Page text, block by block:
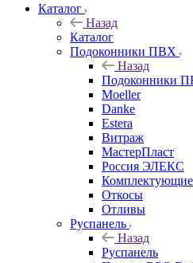
Каталог
Назад
Каталог
Подоконники ПВХ
Назад
Подоконники
Moeller
Danke
Estera
Витраж
МастерПласт
Россия ЭЛЕКС
Комплектующие
Откосы
Отливы
Руспанель
Назад
Руспанель